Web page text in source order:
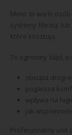
Mimo to wiele
systemy filtracji
które kosztują.
To ogromny błąd,
obciąża drogi
pogarsza
wpływa na
jak
Profesjonalny unit